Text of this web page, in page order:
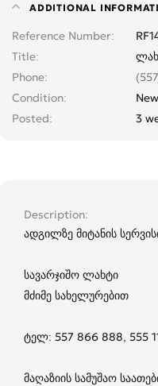
ADDITIONAL
Reference Number
Title
Phone
Condition
New
Posted
3
Description
ადგილზე მიტანის
სავარჯიშო ლახტი
მძიმე სახელურებით
ტელ: 557 866 888, 555
მაღაზიის სამუშაო